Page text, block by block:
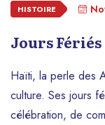
HISTOIRE
Jours
Haïti, la perle des
culture. Ses jours
célébration, de